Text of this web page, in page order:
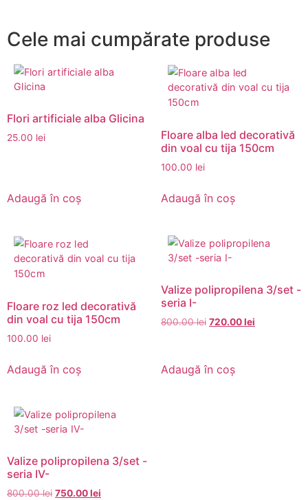
Cele mai cumpărate produse
Flori artificiale alba Glicina
25.00 lei
Adaugă în coș
Floare alba led decorativă
din voal cu tija 150cm
100.00 lei
Adaugă în coș
Floare roz led decorativă
din voal cu tija 150cm
100.00 lei
Adaugă în coș
Valize polipropilena 3/set -
seria I-
800.00lei 720.00lei
Adaugă în coș
Valize polipropilena 3/set -
seria IV-
800.00lei 750.00lei